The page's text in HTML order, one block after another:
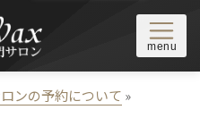
クス＆VIO脱
Wax
ラジリアンワックス脱毛サロ
なら顧客満足度NO.1の
ンの予約について »